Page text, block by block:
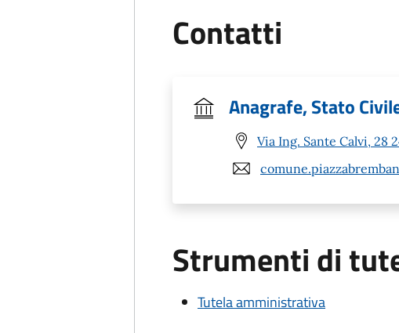
Contatti
Anagrafe, Stato
Via Ing. Sante Calvi, 28
Strumenti di
Tutela amministrativa